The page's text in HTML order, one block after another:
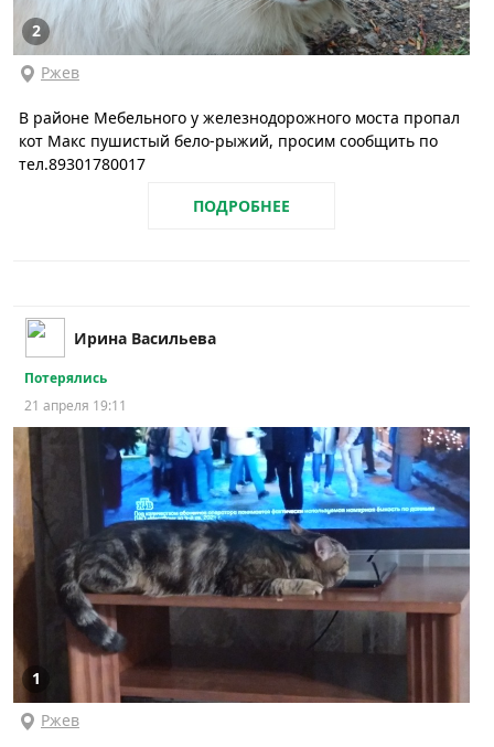
2
Ржев
В районе Мебельного у железнодорожного моста пропал
кот Макс пушистый бело-рыжий, просим сообщить по
тел.89301780017
ПОДРОБНЕЕ
Ирина Васильева
Потерялись
21 апреля 19:11
1
Ржев